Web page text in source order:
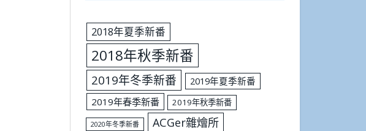
2018年夏季新番
2018年秋季新番
2019年冬季新番
2019年夏季新番
2019年春季新番
2019年秋季新番
2020年冬季新番 ACGer雜燴所